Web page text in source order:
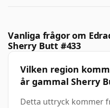
Vanliga frågor om
Sherry Butt #433
Vilken region
år gammal Sherry
Detta uttryck kommer